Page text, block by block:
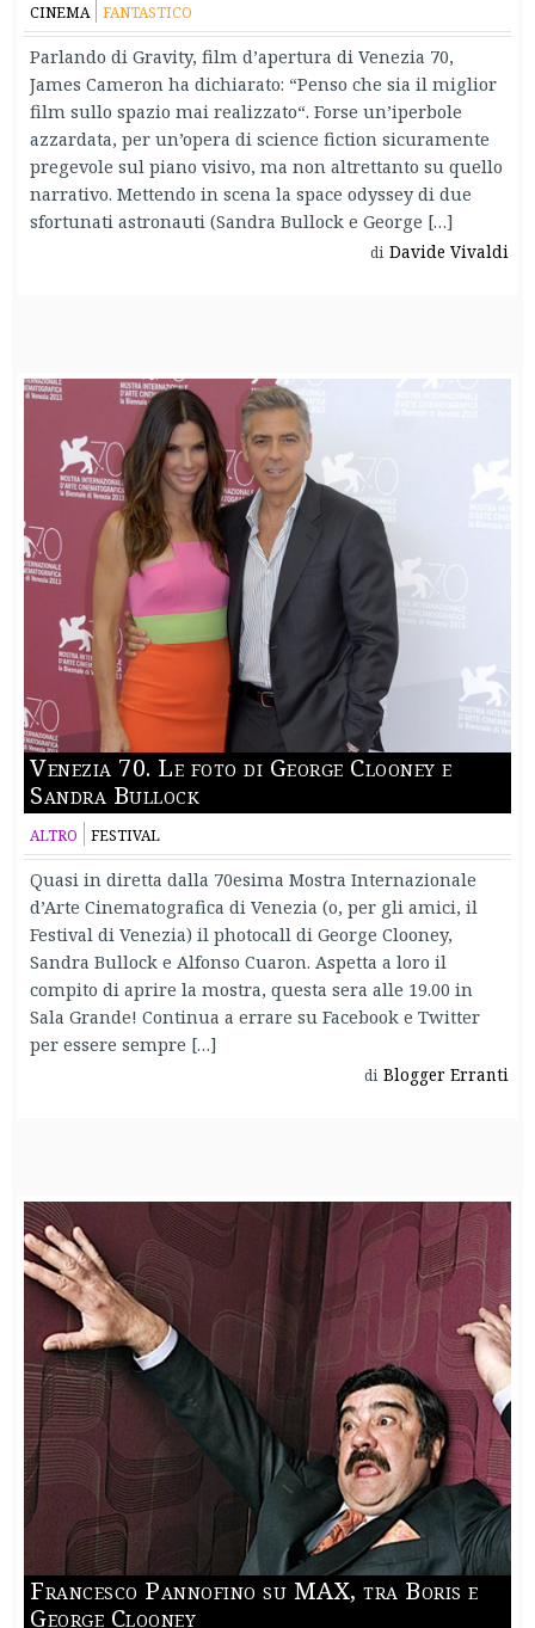
CINEMA FANTASTICO
Parlando di Gravity, film d’apertura di Venezia 70,
James Cameron ha dichiarato: “Penso che sia il miglior
film sullo spazio mai realizzato“. Forse un’iperbole
azzardata, per un’opera di science fiction sicuramente
pregevole sul piano visivo, ma non altrettanto su quello
narrativo. Mettendo in scena la space odyssey di due
sfortunati astronauti (Sandra Bullock e George […]
di Davide Vivaldi
Venezia 70. Le foto di George Clooney e
Sandra Bullock
ALTRO FESTIVAL
Quasi in diretta dalla 70esima Mostra Internazionale
d’Arte Cinematografica di Venezia (o, per gli amici, il
Festival di Venezia) il photocall di George Clooney,
Sandra Bullock e Alfonso Cuaron. Aspetta a loro il
compito di aprire la mostra, questa sera alle 19.00 in
Sala Grande! Continua a errare su Facebook e Twitter
per essere sempre […]
di Blogger Erranti
Francesco Pannofino su MAX, tra Boris e
George Clooney